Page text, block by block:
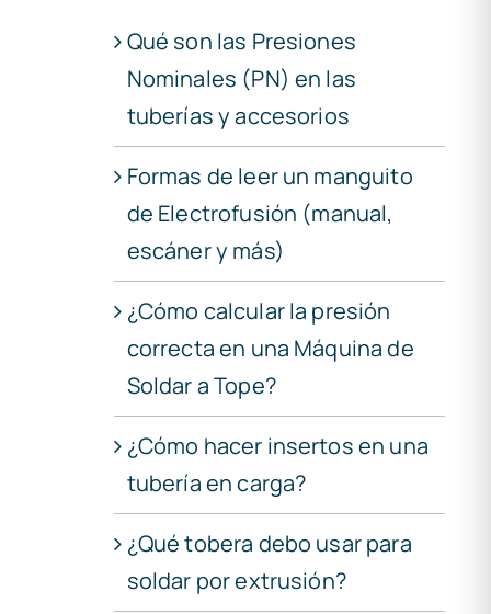
Qué son las Presiones
Nominales (PN) en las
tuberías y accesorios
Formas de leer un manguito
de Electrofusión (manual,
escáner y más)
¿Cómo calcular la presión
correcta en una Máquina de
Soldar a Tope?
¿Cómo hacer insertos en una
tubería en carga?
¿Qué tobera debo usar para
soldar por extrusión?